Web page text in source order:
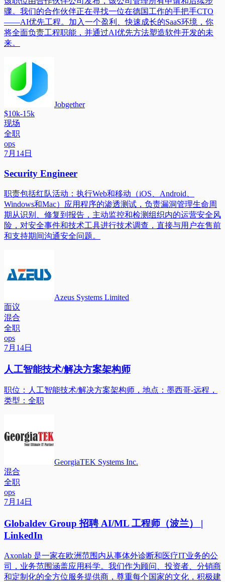
骤。我们的合作伙伴正在寻找一位在德国工作的手把手CTO
——AI优先工程。加入一个盈利、快速成长的SaaS环境，你
将全面负责工程职能，并通过AI优先方法塑造软件开发的未
来。
Jobgether
$10k-15k
现场
全职
ops
7月14日
Security Engineer
职责包括红队活动：执行Web和移动（iOS、Android、
Windows和Mac）应用程序的渗透测试，负责漏洞管理生命周
期从识别、修复到报告，主动监控和检测组织内的运营安全风
险，对安全事件和技术工具进行技术调查，直接与用户在售前
和支持期间沟通安全问题。
Azeus Systems Limited
面议
混合
全职
ops
7月14日
人工智能技术/解决方案架构师
职位：人工智能技术/解决方案架构师，地点：墨西哥-远程，
类型：全职
GeorgiaTEK Systems Inc.
混合
全职
ops
7月14日
Globaldev Group 招聘 AI/ML 工程师（波兰） |
LinkedIn
Axonlab 是一家在欧洲范围内从事体外诊断和医疗IT业务的公
司，业务范围涵盖应用科学。我们作为顾问、投资者、分销商
和定制化的全方位服务提供商，尊重每个国家的文化，积极建